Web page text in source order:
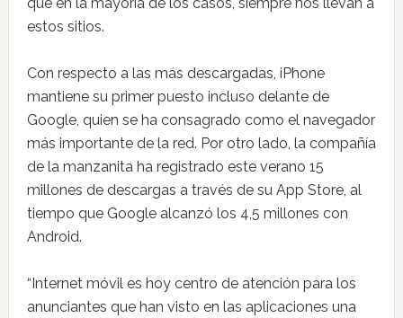
estos sitios.
Con respecto a las más descargadas, iPhone
mantiene su primer puesto incluso delante de
Google, quien se ha consagrado como el navegador
más importante de la red. Por otro lado, la compañía
de la manzanita ha registrado este verano 15
millones de descargas a través de su App Store, al
tiempo que Google alcanzó los 4,5 millones con
Android.
“Internet móvil es hoy centro de atención para los
anunciantes que han visto en las aplicaciones una